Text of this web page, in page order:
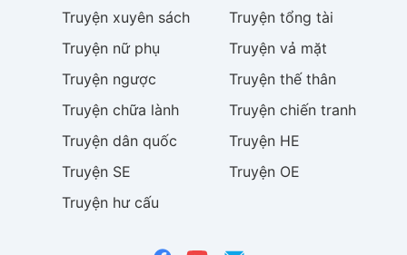
Truyện xuyên sách Truyện tổng tài
Truyện nữ phụ Truyện vả mặt
Truyện ngược Truyện thế thân
Truyện chữa lành Truyện chiến tranh
Truyện dân quốc Truyện HE
Truyện SE Truyện OE
Truyện hư cấu